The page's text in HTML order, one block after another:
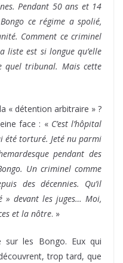
Pendant 50 ans et 14
ce régime a spolié,
Comment ce criminel
liste est si longue qu’elle
quel tribunal. Mais cette
« détention arbitraire » ?
face : «C’est l’hôpital
été torturé. Jeté nu parmi
pendant des
Un criminel comme
des décennies. Qu’il
» devant les juges… Moi,
et la nôtre. »
sur les Bongo. Eux qui
trop tard, que